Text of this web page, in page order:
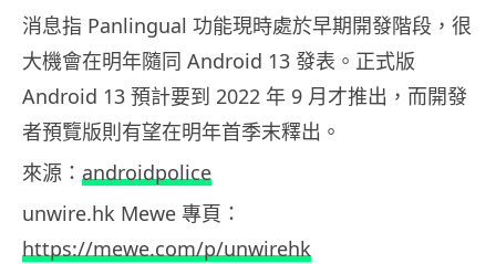
消息指 Panlingual 功能現時處於早期開發階段，很
大機會在明年隨同 Android 13 發表。正式版
Android 13 預計要到 2022 年 9 月才推出，而開發
者預覽版則有望在明年首季末釋出。
來源： androidpolice
unwire.hk Mewe 專頁：
https://mewe.com/p/unwirehk